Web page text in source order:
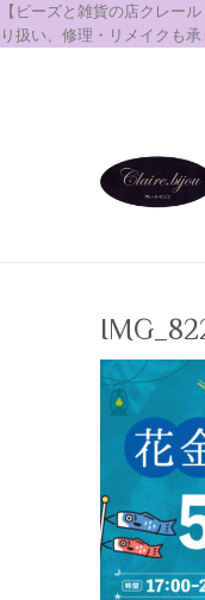
【ビーズと雑貨の店クレー
り扱い、修理・リメイクも